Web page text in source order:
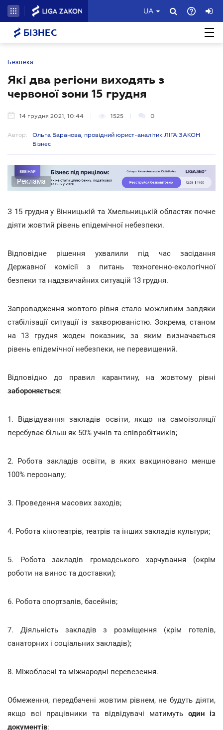
UA
БІЗНЕС
Безпека
Які два регіони виходять з
червоної зони 15 грудня
14 грудня 2021, 10:44 1525 0
Автор:
Ольга Баранова, провідний юрист-аналітик ЛІГА:ЗАКОН
Бізнес
Реклама
З 15 грудня у Вінницькій та Хмельницькій областях почне
діяти жовтий рівень епідемічної небезпеки.
Відповідне рішення ухвалили під час засідання
Державної комісії з питань техногенно-екологічної
безпеки та надзвичайних ситуацій 13 грудня.
Запровадження жовтого рівня стало можливим завдяки
стабілізації ситуації із захворюваністю. Зокрема, станом
на 13 грудня жоден показник, за яким визначається
рівень епідемічної небезпеки, не перевищений.
Відповідно до правил карантину, на жовтому рівні
забороняється:
1. Відвідування закладів освіти, якщо на самоізоляції
перебуває більш як 50% учнів та співробітників;
2. Робота закладів освіти, в яких вакциновано менше
100% персоналу;
3. Проведення масових заходів;
4. Робота кінотеатрів, театрів та інших закладів культури;
5. Робота закладів громадського харчування (окрім
роботи на винос та доставки);
6. Робота спортзалів, басейнів;
7. Діяльність закладів з розміщення (крім готелів,
санаторних і соціальних закладів);
8. Міжобласні та міжнародні перевезення.
Обмеження, передбачені жовтим рівнем, не будуть діяти,
якщо всі працівники та відвідувачі матимуть один із
документів: